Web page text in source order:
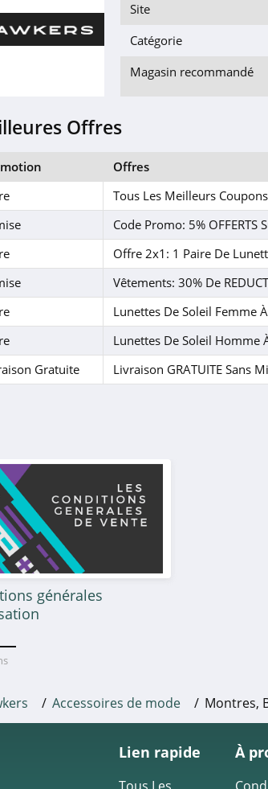
Site
Catégorie
Magasin recommandé
Offres
Offres
Tous Les Meilleurs
Code Promo: 5%
Offre 2x1: 1 Paire De
Vêtements: 30% De
Lunettes De Soleil Femme
Lunettes De Soleil Homme
Gratuite
Livraison GRATUITE Sans
générales
Accessoires de mode Montres,
Lien rapide À